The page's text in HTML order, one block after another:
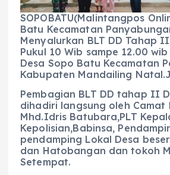
o
k
p m er
SOPOBATU(Malintangpos
Batu Kecamatan
Menyalurkan BLT DD Tahap
Pukul 10 Wib sampe 12.00
Desa Sopo Batu Kecamatan
Kabupaten Mandailing
Pembagian BLT DD tahap II
dihadiri langsung oleh Camat
Mhd.Idris Batubara,PLT
Kepolisian,Babinsa,
pendamping Lokal Desa
dan Hatobangan dan tokoh
Setempat.